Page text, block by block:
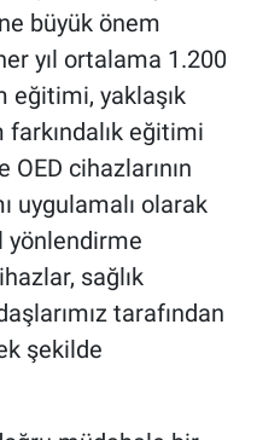
büyük önem
yıl ortalama 1.200
eğitimi, yaklaşık
farkındalık eğitimi
cihazlarının
uygulamalı olarak
yönlendirme
sağlık
tarafından
şekilde